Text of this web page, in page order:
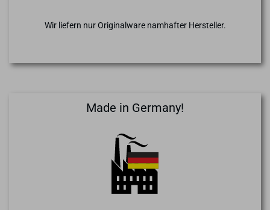
Wir liefern nur Originalware namhafter Hersteller.
Made in Germany!